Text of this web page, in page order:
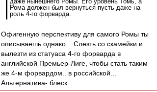
Рома должен был вернуться пусть даже на
роль 4-го форварда.
Офигенную перспективу для самого Ромы ты
описываешь однако... Слезть со скамейки и
вылезти из статуаса 4-го форварда в
английской Премьер-Лиге, чтобы стать таким
же 4-м форвардом.. в российской...
Альтернатива- блеск.